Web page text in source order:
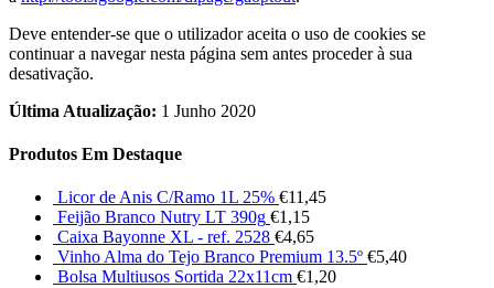
Deve entender-se que o utilizador aceita o uso de cookies se
continuar a navegar nesta página sem antes proceder à sua
desativação.
Última Atualização: 1 Junho 2020
Produtos Em Destaque
Licor de Anis C/Ramo 1L 25% €11,45
Feijão Branco Nutry LT 390g €1,15
Caixa Bayonne XL - ref. 2528 €4,65
Vinho Alma do Tejo Branco Premium 13.5º €5,40
Bolsa Multiusos Sortida 22x11cm €1,20